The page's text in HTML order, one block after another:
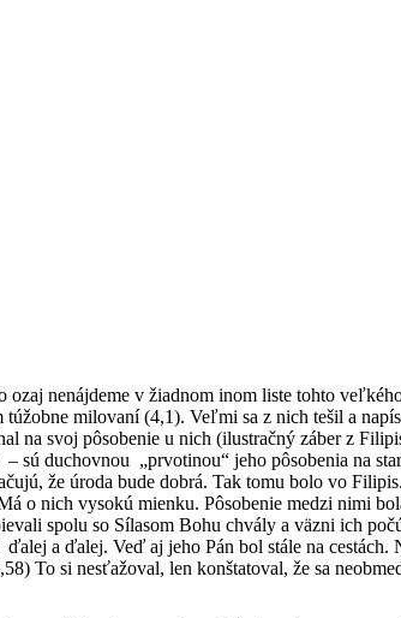
nenájdeme v žiadnom inom liste tohto
milovaní (4,1). Veľmi sa z nich tešil a
na svoj pôsobenie u nich (ilustračný záber z
duchovnou „prvotinou“ jeho pôsobenia na
že úroda bude dobrá. Tak tomu bolo vo
o nich vysokú mienku. Pôsobenie medzi nimi
spolu so Sílasom Bohu chvály a väzni ich
a ďalej. Veď aj jeho Pán bol stále na
To si nesťažoval, len konštatoval, že sa